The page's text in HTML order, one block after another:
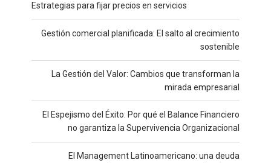
Estrategias para fijar precios en servicios
Gestión comercial planificada: El salto al crecimiento
sostenible
La Gestión del Valor: Cambios que transforman la
mirada empresarial
El Espejismo del Éxito: Por qué el Balance Financiero
no garantiza la Supervivencia Organizacional
El Management Latinoamericano: una deuda